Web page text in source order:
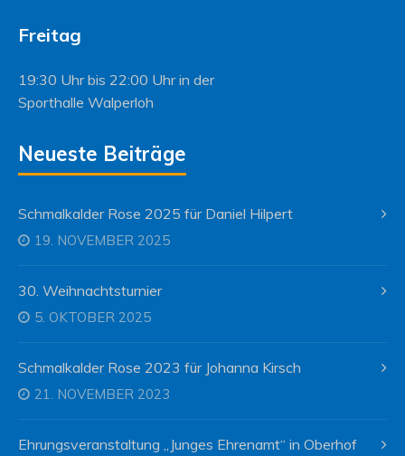
Freitag
19:30 Uhr bis 22:00 Uhr in der
Sporthalle Walperloh
Neueste Beiträge
Schmalkalder Rose 2025 für Daniel Hilpert
19. NOVEMBER 2025
30. Weihnachtsturnier
5. OKTOBER 2025
Schmalkalder Rose 2023 für Johanna Kirsch
21. NOVEMBER 2023
Ehrungsveranstaltung „Junges Ehrenamt“ in Oberhof